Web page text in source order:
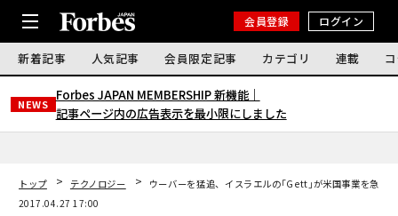
会員登録 ログイン
新着記事 人気記事 会員限定記事 カテゴリ 連載
NEWS
Forbes JAPAN MEMBERSHIP 新機能｜
記事ページ内の広告表示を最小限にしました
トップ テクノロジー
ウーバーを猛追、イスラエルの｢Gett｣が米国事業を急拡
2017.04.27 17:00